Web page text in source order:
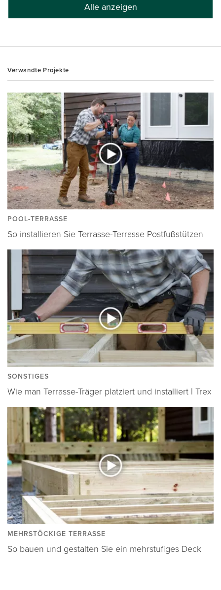
Alle anzeigen
Verwandte Projekte
POOL-TERRASSE
So installieren Sie Terrasse-Terrasse Postfußstützen
SONSTIGES
Wie man Terrasse-Träger platziert und installiert | Trex
MEHRSTÖCKIGE TERRASSE
So bauen und gestalten Sie ein mehrstufiges Deck